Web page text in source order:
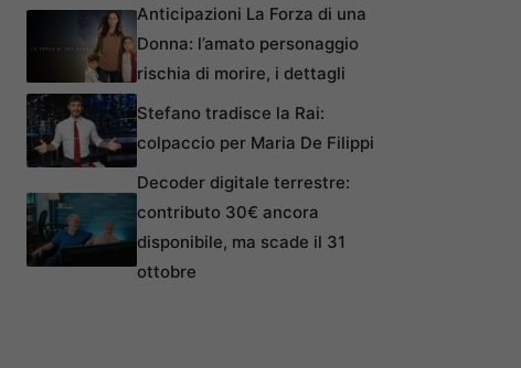
Anticipazioni La Forza di una
Donna: l’amato personaggio
rischia di morire, i dettagli
Stefano tradisce la Rai:
colpaccio per Maria De Filippi
Decoder digitale terrestre:
contributo 30€ ancora
disponibile, ma scade il 31
ottobre